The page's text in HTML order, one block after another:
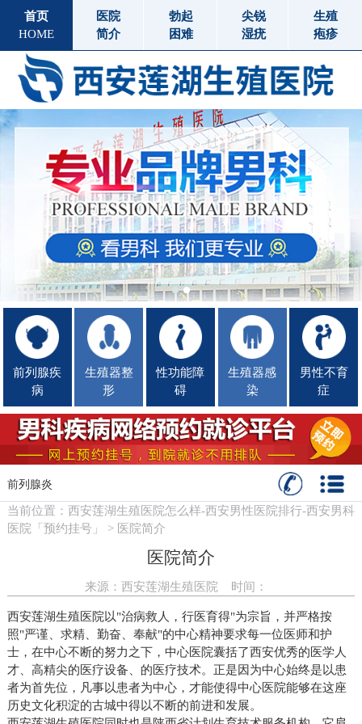
首页
HOME
医院
简介
勃起
困难
尖锐
湿疣
生殖
疱疹
前列腺疾
病
生殖器整
形
性功能障
碍
生殖器感
染
男性不育
症
前列腺炎
当前位置 ： 西安莲湖生殖医院怎么样-西安男性医院排行-西安男科
医院「预约挂号」
> 医院简介
医院简介
来源：西安莲湖生殖医院 时间：
西安莲湖生殖医院以"治病救人，行医育得"为宗旨，并严格按
照"严谨、求精、勤奋、奉献"的中心精神要求每一位医师和护
士，在中心不断的努力之下，中心医院囊括了西安优秀的医学人
才、高精尖的医疗设备、的医疗技术。正是因为中心始终是以患
者为首先位，凡事以患者为中心，才能使得中心医院能够在这座
历史文化积淀的古城中得以不断的前进和发展。